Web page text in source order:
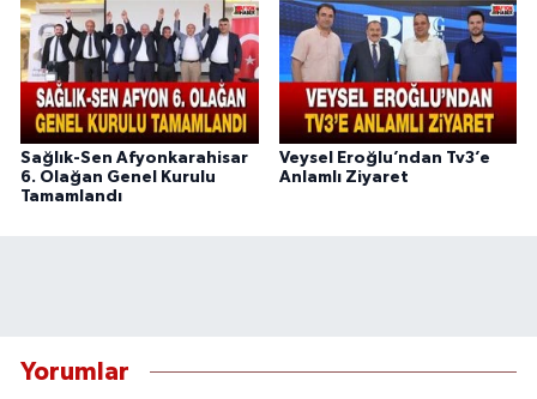
Sağlık-Sen Afyonkarahisar
6. Olağan Genel Kurulu
Tamamlandı
Veysel Eroğlu’ndan Tv3’e
Anlamlı Ziyaret
Yorumlar